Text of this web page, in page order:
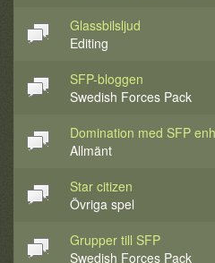
Glassbilsljud
Editing
SFP-bloggen
Swedish Forces Pack
Domination med SFP
Allmänt
Star citizen
Övriga spel
Grupper till SFP
Swedish Forces Pack